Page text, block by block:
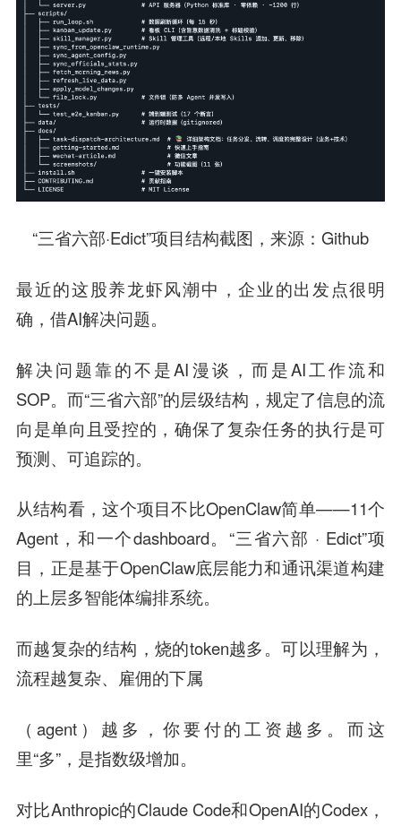
“三省六部·Edict”项目结构截图， 来源 ：Github
最近的这股养龙虾风潮中，企业的出发点很明
确，借AI解决问题。
解决问题靠的不是AI漫谈，而是AI工作流和
SOP。而“三省六部”的层级结构，规定了信息的流
向是单向且受控的，确保了复杂任务的执行是可
预测、可追踪的。
从结构看，这个项目不比OpenClaw简单——11个
Agent，和一个dashboard。“三省六部 · Edict”项
目，正是基于OpenClaw底层能力和通讯渠道构建
的上层多智能体编排系统。
而越复杂的结构，烧的token越多。可以理解为，
流程越复杂、雇佣的下属
（agent）越多，你要付的工资越多。而这
里“多”，是指数级增加。
对比Anthropic的Claude Code和OpenAI的Codex，